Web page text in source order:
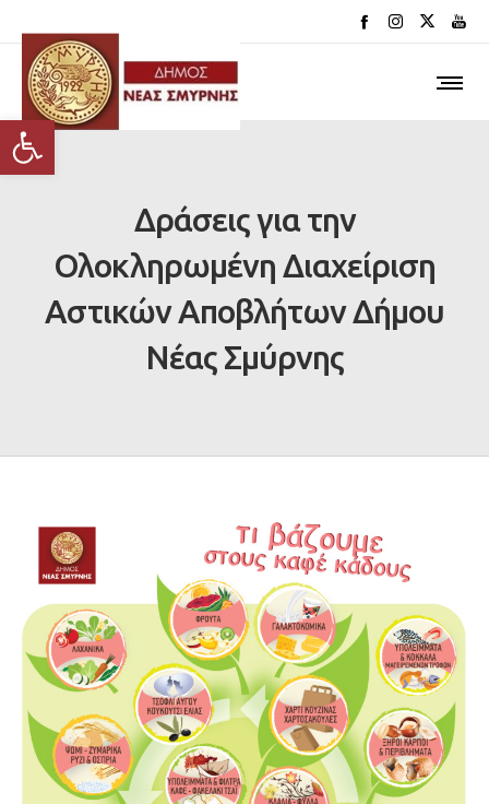
Ανοίξτε τη γραμμή εργαλείων
Δράσεις για την
Ολοκληρωμένη Διαχείριση
Αστικών Αποβλήτων Δήμου
Νέας Σμύρνης